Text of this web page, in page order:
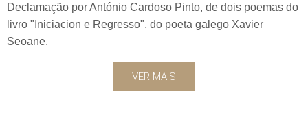
Declamação por António Cardoso Pinto, de dois poemas do
livro "Iniciacion e Regresso", do poeta galego Xavier
Seoane.
VER MAIS